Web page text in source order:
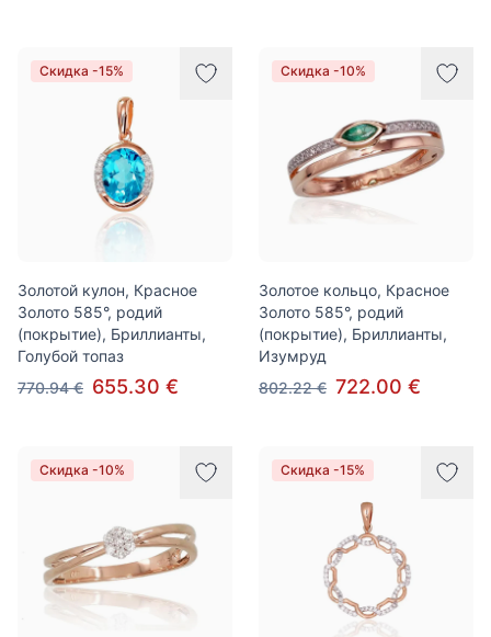
Скидка -15%
Золотой кулон, Красное
Золото 585°, родий
(покрытие), Бриллианты,
Голубой топаз
770.94 € 655.30 €
Скидка -10%
Золотое кольцо, Красное
Золото 585°, родий
(покрытие), Бриллианты,
Изумруд
802.22 € 722.00 €
Скидка -10% Скидка -15%